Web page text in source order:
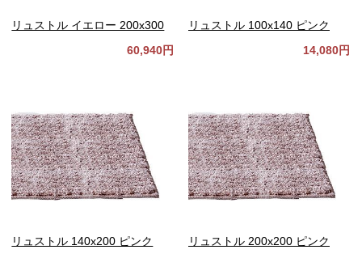
リュストル イエロー 200x300
60,940円
リュストル 100x140 ピンク
14,080円
リュストル 140x200 ピンク
リュストル 200x200 ピンク